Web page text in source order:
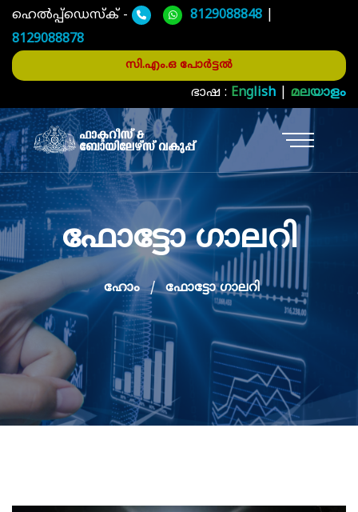
ഹെൽപ്പ്ഡെസ്ക് - 8129088848
8129088878
സി.എം.ഒ പോർട്ടൽ
ഭാഷ : English മലയാളം
ഫോട്ടോ ഗാലറി
ഹോം ഫോട്ടോ ഗാലറി